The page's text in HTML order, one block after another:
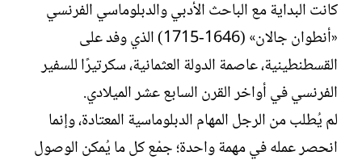
كانت البداية مع الباحث الأدبي والدبلوماسي الفرنسي
«أنطوان جالان» (1646-1715) الذي وفد على
القسطنطينية، عاصمة الدولة العثمانية، سكرتيرًا للسفير
الفرنسي في أواخر القرن السابع عشر الميلادي.
لم يُطلب من الرجل المهام الدبلوماسية المعتادة، وإنما
انحصر عمله في مهمة واحدة؛ جمْع كل ما يُمكن الوصول